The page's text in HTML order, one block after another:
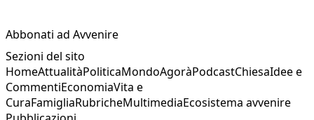
Abbonati ad Avvenire
Sezioni del sito
HomeAttualitàPoliticaMondoAgoràPodcastChiesaIdee e
CommentiEconomiaVita e
CuraFamigliaRubricheMultimediaEcosistema avvenire